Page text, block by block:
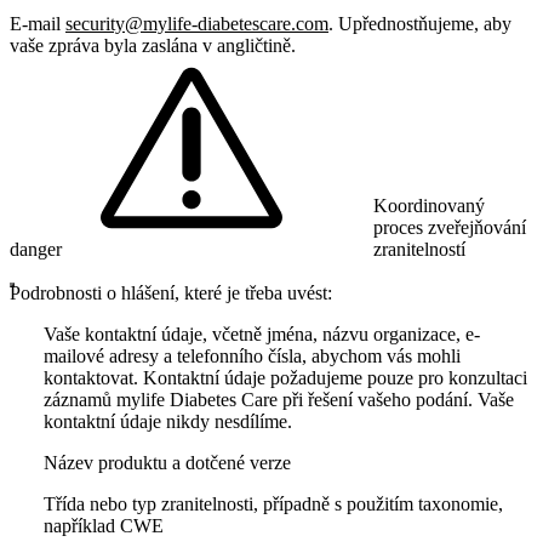
E-mail security@mylife-diabetescare.com. Upřednostňujeme, aby
vaše zpráva byla zaslána v angličtině.
danger
Koordinovaný
proces zveřejňování
zranitelností
Podrobnosti o hlášení, které je třeba uvést:
Vaše kontaktní údaje, včetně jména, názvu organizace, e-
mailové adresy a telefonního čísla, abychom vás mohli
kontaktovat. Kontaktní údaje požadujeme pouze pro konzultaci
záznamů mylife Diabetes Care při řešení vašeho podání. Vaše
kontaktní údaje nikdy nesdílíme.
Název produktu a dotčené verze
Třída nebo typ zranitelnosti, případně s použitím taxonomie,
například CWE